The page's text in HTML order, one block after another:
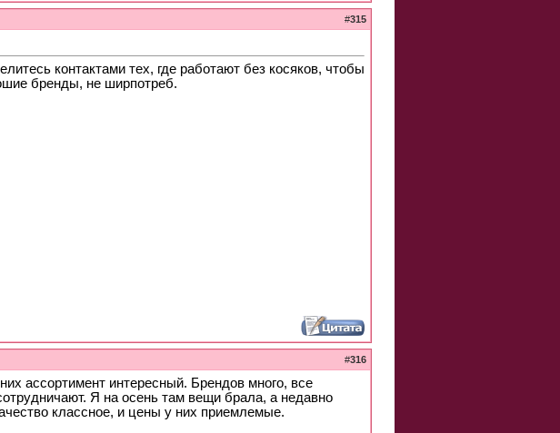
#315
контактами тех, где работают без косяков, чтобы
бренды, не ширпотреб.
#316
ассортимент интересный. Брендов много, все
Я на осень там вещи брала, а недавно
классное, и цены у них приемлемые.